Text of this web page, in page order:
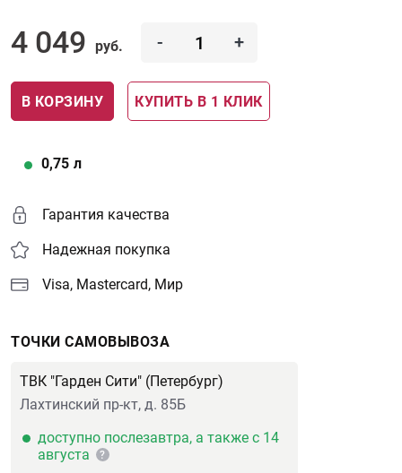
4 049 руб. - +
В КОРЗИНУ КУПИТЬ В 1 КЛИК
0,75 л
Гарантия качества
Надежная покупка
Visa, Mastercard, Мир
ТОЧКИ САМОВЫВОЗА
ТВК "Гарден Сити" (Петербург)
Лахтинский пр-кт, д. 85Б
доступно послезавтра, а также с 14
августа
?